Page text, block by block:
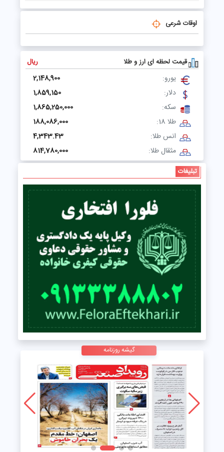
اوقات شرعی
قیمت لحظه ای ارز و طلا ریال
یورو:
2,148,900
دلار:
1,859,150
سکه:
1,865,250,000
طلا 18:
188,086,000
انس طلا:
4,343.43
مثقال طلا:
814,780,000
تبلیغات
گیشه روزنامه